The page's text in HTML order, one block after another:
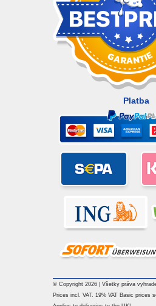
Platba
© Copyright 2026 | Všetky práva
Prices incl. VAT. 19% VAT Basic prices